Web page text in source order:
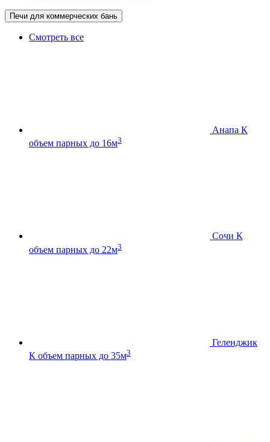
Печи для коммерческих бань
Смотреть все
Анапа К
объем парных до 16м3
Сочи К
объем парных до 22м3
Геленджик
К объем парных до 35м3